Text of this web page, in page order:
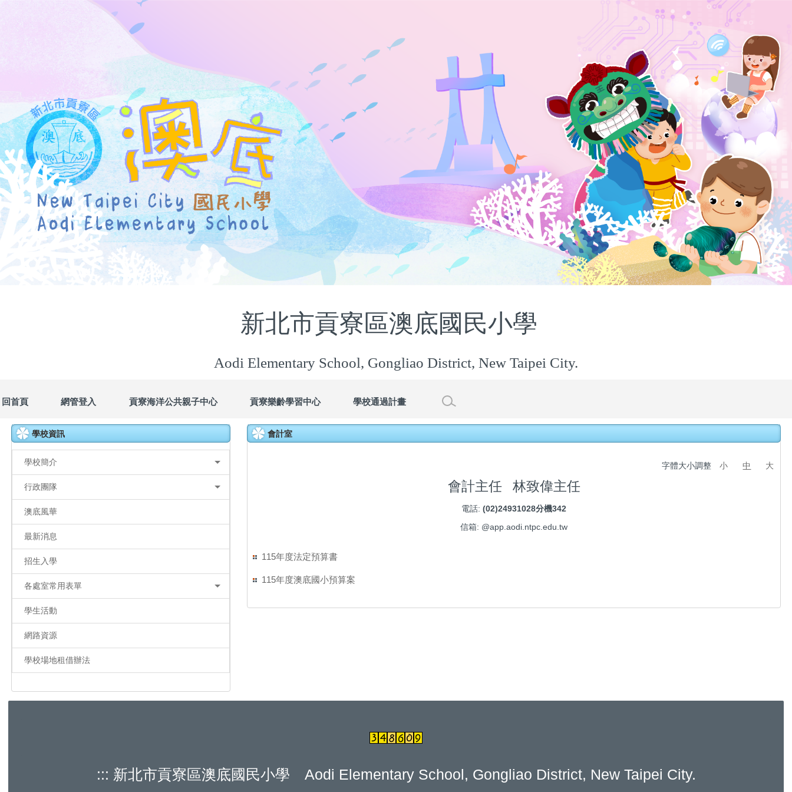
新北市貢寮區澳底國民小學
Aodi Elementary School, Gongliao District, New Taipei City.
回首頁 網管登入 貢寮海洋公共親子中心 貢寮樂齡學習中心 學校通過計畫
學校資訊
學校簡介
行政團隊
澳底風華
最新消息
招生入學
各處室常用表單
學生活動
網路資源
學校場地租借辦法
會計室
字體大小調整 小 中 大
會計主任 林致偉主任
電話:(02)24931028分機342
信箱: @app.aodi.ntpc.edu.tw
115年度法定預算書
115年度澳底國小預算案
::: 新北市貢寮區澳底國民小學 Aodi Elementary School, Gongliao District, New Taipei City.